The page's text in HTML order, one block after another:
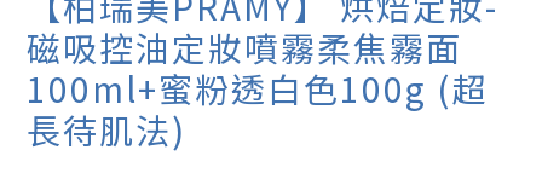
☀️「爸」氣外露！SKIN1004最高77折、柏瑞美最高82折
磁吸控油定妝噴霧柔焦霧面
100ml+蜜粉透白色100g (超
長待肌法)